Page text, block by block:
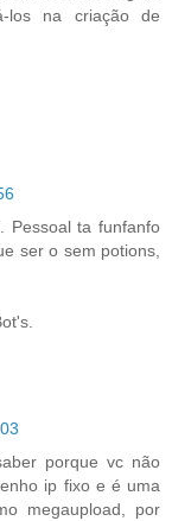
los na criação de
Pessoal ta funfanfo
ser o sem potions,
porque vc não
ip fixo e é uma
megaupload, por